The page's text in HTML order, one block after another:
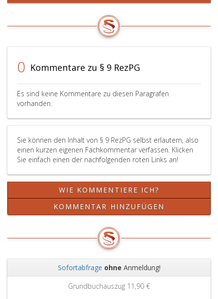
bestimmt
der
für
Gesundheit,
Konsumentenschutz
und
zwar
hinsichtlich
des
Paragraph
5,
Absatz
4,,
Mitglieder
des
Lehrkörpers
Bundesgesetzes
ist
Bundesminister
Justiz
0 Kommentare zu § 9 RezPG
Es sind keine Kommentare zu diesen Paragrafen
vorhanden.
Sie können den Inhalt von § 9 RezPG selbst erläutern, also
einen kurzen eigenen Fachkommentar verfassen. Klicken
Sie einfach einen der nachfolgenden roten Links an!
WIE KOMMENTIERE ICH?
KOMMENTAR HINZUFÜGEN
Sofortabfrage ohne Anmeldung!
Grundbuchauszug 11,90 €